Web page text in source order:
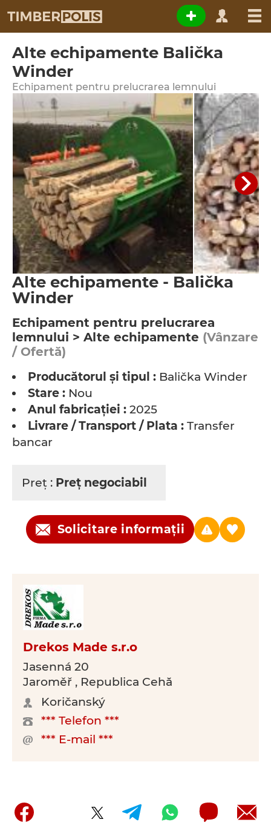
Alte echipamente Balička
Winder
Echipament pentru prelucrarea lemnului
Alte echipamente - Balička
Winder
Echipament pentru prelucrarea
lemnului > Alte echipamente (Vânzare
/ Ofertă)
Producătorul şi tipul : Balička Winder
Stare : Nou
Anul fabricaţiei : 2025
Livrare / Transport / Plata : Transfer
bancar
Preţ : Preţ negociabil
Solicitare informații
Drekos Made s.r.o
Jasenná 20
Jaroměř , Republica Cehă
Koričanský
*** Telefon ***
*** E-mail ***